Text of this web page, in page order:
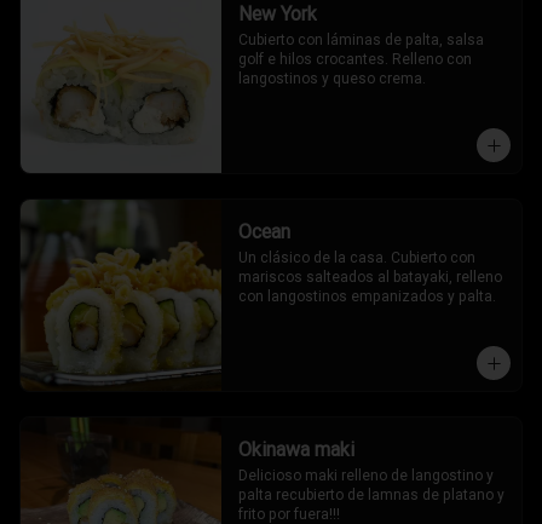
New York
Cubierto con láminas de palta, salsa
golf e hilos crocantes. Relleno con
langostinos y queso crema.
Ocean
Un clásico de la casa. Cubierto con
mariscos salteados al batayaki, relleno
con langostinos empanizados y palta.
Okinawa maki
Delicioso maki relleno de langostino y
palta recubierto de lamnas de platano y
frito por fuera!!!